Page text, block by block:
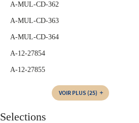
A-MUL-CD-362
A-MUL-CD-363
A-MUL-CD-364
A-12-27854
A-12-27855
VOIR PLUS (25)
Selections